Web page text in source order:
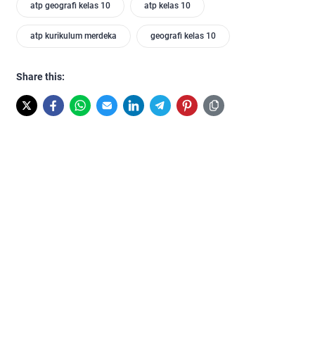
atp geografi kelas 10 atp kelas 10
atp kurikulum merdeka geografi kelas 10
Share this: